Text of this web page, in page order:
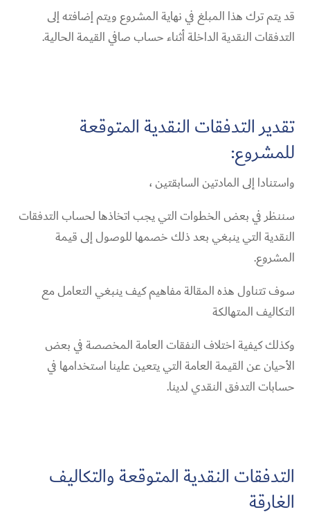
قد يتم ترك هذا المبلغ في نهاية المشروع ويتم إضافته إلى
التدفقات النقدية الداخلة أثناء حساب صافي القيمة الحالية.
تقدير التدفقات النقدية المتوقعة
للمشروع:
واستنادا إلى المادتين السابقتين ،
سننظر في بعض الخطوات التي يجب اتخاذها لحساب التدفقات
النقدية التي ينبغي بعد ذلك خصمها للوصول إلى قيمة
المشروع.
سوف تتناول هذه المقالة مفاهيم كيف ينبغي التعامل مع
التكاليف المتهالكة
وكذلك كيفية اختلاف النفقات العامة المخصصة في بعض
الأحيان عن القيمة العامة التي يتعين علينا استخدامها في
حسابات التدفق النقدي لدينا.
التدفقات النقدية المتوقعة والتكاليف
الغارقة